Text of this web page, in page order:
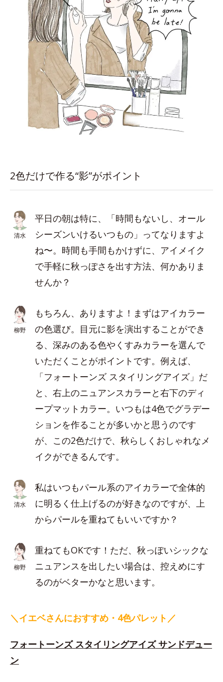
2色だけで作る“影”がポイント
清水
平日の朝は特に、「時間もないし、オール
シーズンいけるいつもの」ってなりますよ
ね〜。時間も手間もかけずに、アイメイク
で手軽に秋っぽさを出す方法、何かありま
せんか？
柳野
もちろん、ありますよ！まずはアイカラー
の色選び。目元に影を演出することができ
る、深みのある色やくすみカラーを選んで
いただくことがポイントです。例えば、
「フォートーンズ スタイリングアイズ」だ
と、右上のニュアンスカラーと右下のディ
ープマットカラー。いつもは4色でグラデー
ションを作ることが多いかと思うのです
が、この2色だけで、秋らしくおしゃれなメ
イクができるんです。
清水
私はいつもパール系のアイカラーで全体的
に明るく仕上げるのが好きなのですが、上
からパールを重ねてもいいですか？
柳野
重ねてもOKです！ただ、秋っぽいシックな
ニュアンスを出したい場合は、控えめにす
るのがベターかなと思います。
＼イエベさんにおすすめ・4色パレット／
フォートーンズ スタイリングアイズ サンドデュー
ン